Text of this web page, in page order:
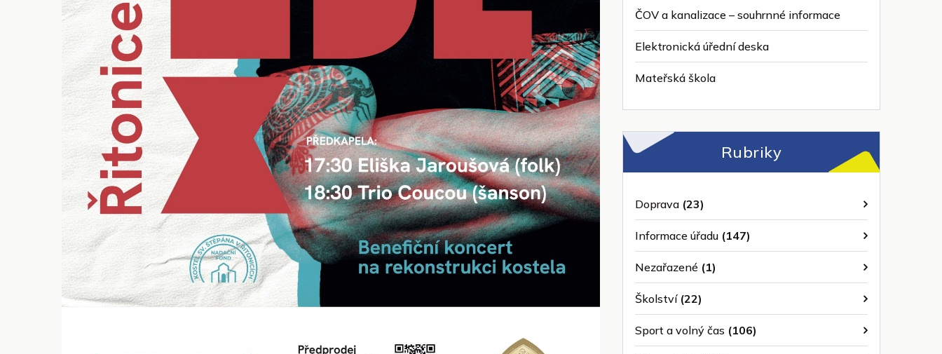
ČOV a kanalizace – souhrnné informace
Elektronická úřední deska
Mateřská škola
Rubriky
Doprava (23)
Informace úřadu (147)
Nezařazené (1)
Školství(22)
Sport a volný čas (106)